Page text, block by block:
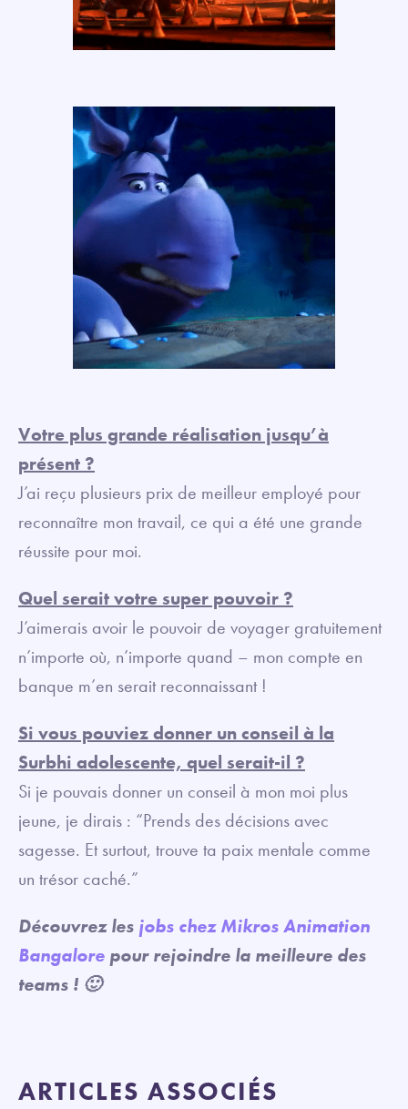
Votre plus grande réalisation jusqu’à
présent ?
J’ai reçu plusieurs prix de meilleur employé pour
reconnaître mon travail, ce qui a été une grande
réussite pour moi.
Quel serait votre super pouvoir ?
J’aimerais avoir le pouvoir de voyager gratuitement
n’importe où, n’importe quand – mon compte en
banque m’en serait reconnaissant !
Si vous pouviez donner un conseil à la
Surbhi adolescente, quel serait-il ?
Si je pouvais donner un conseil à mon moi plus
jeune, je dirais : “Prends des décisions avec
sagesse. Et surtout, trouve ta paix mentale comme
un trésor caché.”
Découvrez les jobs chez Mikros Animation
Bangalore pour rejoindre la meilleure des
teams ! 🙂
ARTICLES ASSOCIÉS